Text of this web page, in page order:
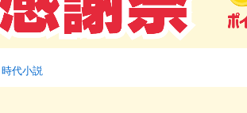
代小説